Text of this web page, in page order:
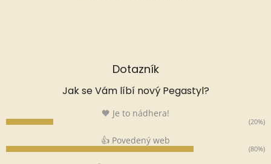
Dotazník
Jak se Vám líbí nový Pegastyl?
🧡 Je to nádhera!
(20%)
👍 Povedený web
(80%)